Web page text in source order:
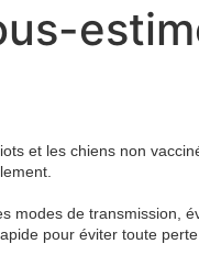
et les chiens non
modes de transmission,
pour éviter toute